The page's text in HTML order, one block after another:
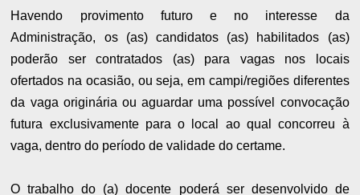
Havendo provimento futuro e no interesse da
Administração, os (as) candidatos (as) habilitados (as)
poderão ser contratados (as) para vagas nos locais
ofertados na ocasião, ou seja, em campi/regiões diferentes
da vaga originária ou aguardar uma possível convocação
futura exclusivamente para o local ao qual concorreu à
vaga, dentro do período de validade do certame.
O trabalho do (a) docente poderá ser desenvolvido de